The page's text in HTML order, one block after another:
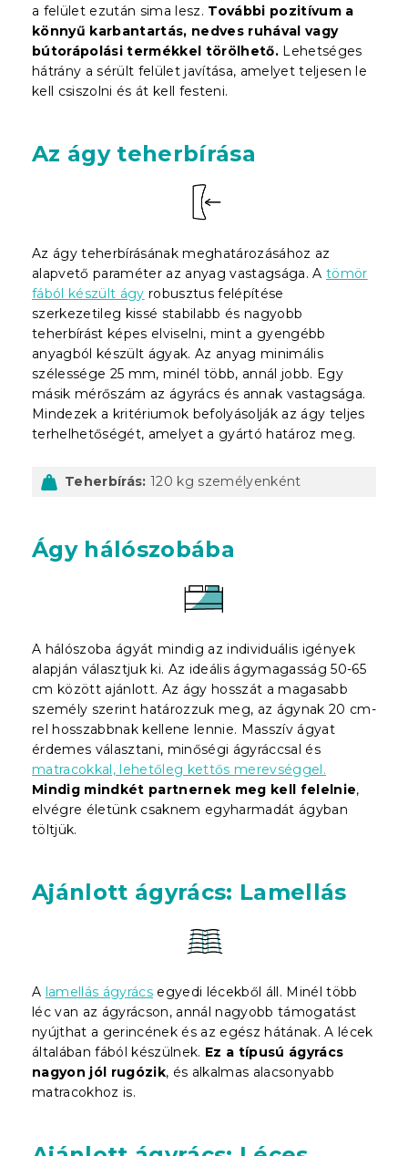
a felület ezután sima lesz. További pozitívum a
könnyű karbantartás, nedves ruhával vagy
bútorápolási termékkel törölhető. Lehetséges
hátrány a sérült felület javítása, amelyet teljesen le
kell csiszolni és át kell festeni.
Az ágy teherbírása
Az ágy teherbírásának meghatározásához az
alapvető paraméter az anyag vastagsága. A tömör
fából készült ágy robusztus felépítése
szerkezetileg kissé stabilabb és nagyobb
teherbírást képes elviselni, mint a gyengébb
anyagból készült ágyak. Az anyag minimális
szélessége 25 mm, minél több, annál jobb. Egy
másik mérőszám az ágyrács és annak vastagsága.
Mindezek a kritériumok befolyásolják az ágy teljes
terhelhetőségét, amelyet a gyártó határoz meg.
Teherbírás: 120 kg személyenként
Ágy hálószobába
A hálószoba ágyát mindig az individuális igények
alapján választjuk ki. Az ideális ágymagasság 50-65
cm között ajánlott. Az ágy hosszát a magasabb
személy szerint határozzuk meg, az ágynak 20 cm-
rel hosszabbnak kellene lennie. Masszív ágyat
érdemes választani, minőségi ágyráccsal és
matracokkal, lehetőleg kettős merevséggel.
Mindig mindkét partnernek meg kell felelnie,
elvégre életünk csaknem egyharmadát ágyban
töltjük.
Ajánlott ágyrács: Lamellás
A lamellás ágyrács egyedi lécekből áll. Minél több
léc van az ágyrácson, annál nagyobb támogatást
nyújthat a gerincének és az egész hátának. A lécek
általában fából készülnek. Ez a típusú ágyrács
nagyon jól rugózik, és alkalmas alacsonyabb
matracokhoz is.